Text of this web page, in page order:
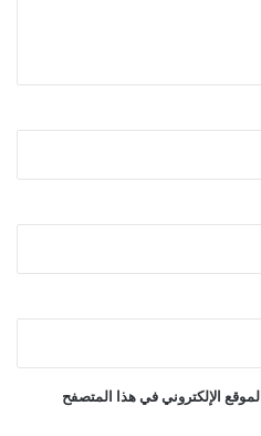
الإلكتروني في هذا المتصفح